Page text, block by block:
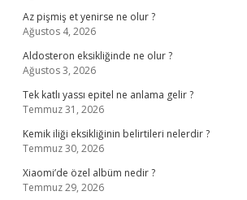
Az pişmiş et yenirse ne olur ?
Ağustos 4, 2026
Aldosteron eksikliğinde ne olur ?
Ağustos 3, 2026
Tek katlı yassı epitel ne anlama gelir ?
Temmuz 31, 2026
Kemik iliği eksikliğinin belirtileri nelerdir ?
Temmuz 30, 2026
Xiaomi’de özel albüm nedir ?
Temmuz 29, 2026